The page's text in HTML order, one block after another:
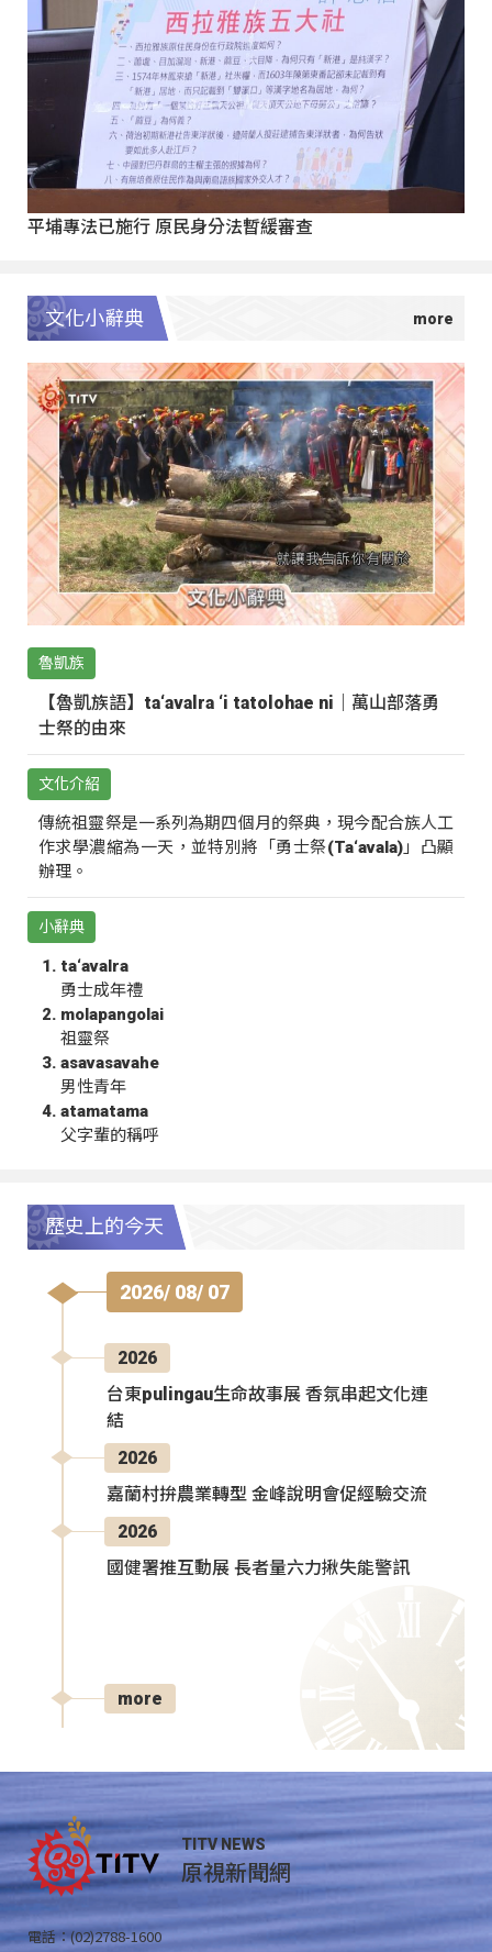
平埔專法已施行 原民身分法暫緩審查
文化小辭典
魯凱族
【魯凱族語】ta‘avalra ‘i tatolohae ni｜萬山部落勇
士祭的由來
文化介紹
傳統祖靈祭是一系列為期四個月的祭典，現今配合族人工
作求學濃縮為一天，並特別將「勇士祭(Ta‘avala)」凸顯
辦理。
小辭典
ta‘avalra
勇士成年禮
molapangolai
祖靈祭
asavasavahe
男性青年
atamatama
父字輩的稱呼
歷史上的今天
2026/ 08/ 07
2026
台東pulingau生命故事展 香氛串起文化連
結
2026
嘉蘭村拚農業轉型 金峰說明會促經驗交流
2026
國健署推互動展 長者量六力揪失能警訊
more
TITV NEWS
原視新聞網
電話：(02)2788-1600